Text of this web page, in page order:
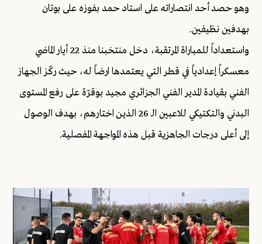
وهو حصد أحد انتصاراته على استاد حمد بفوزه على بوتان
بهدفين نظيفين.
واستعداداً للمباراة المرتقبة، دخل منتخبنا منذ 22 أيار الماضي
معسكراً إعدادياً في قطر التي يعتمدها ارضاً له، حيث ركّز الجهاز
الفني بقيادة المدير الفني الجزائري مجيد بوقرّة على رفع المستوى
البدني والتكتيكي للاعبين الـ 26 الذين اختارهم، بهدف الوصول
إلى أعلى درجات الجاهزية قبل هذه المواجهة المفصلية.